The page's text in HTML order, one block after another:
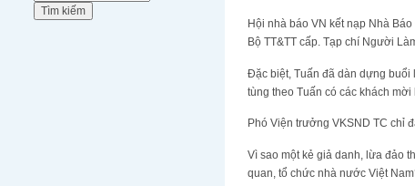
Hội nhà báo VN kết nạp Nhà
Bộ TT&TT cấp. Tạp chí Người
Đặc biệt, Tuấn đã dàn dựng buổi
tùng theo Tuấn có các khách
Phó Viện trưởng VKSND TC chỉ
Vì sao một kẻ giả danh, lừa đảo
quan, tổ chức nhà nước Việt